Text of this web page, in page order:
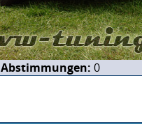
Abstimmungen: 0